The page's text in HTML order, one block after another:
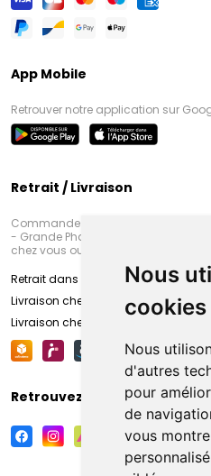
Nous
cookies
Nous
d'autres
pour
de
vous
App Mobile
Retrouver notre application sur
Retrait / Livraison
Commandez en ligne et venez
- Grande Pharmacie d’Amiens
chez vous ou en point retrait
Retrait dans la pharmacie d’Amiens
Livraison chez vous
Livraison chez votre commerçant
Retrouvez-nous sur vos